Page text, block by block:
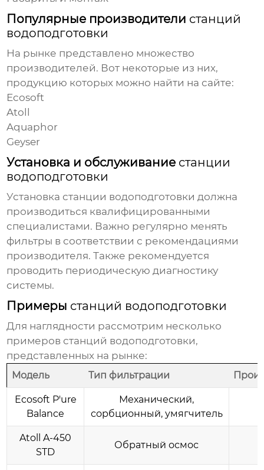
Популярные производители станций
водоподготовки
На рынке представлено множество
производителей. Вот некоторые из них,
продукцию которых можно найти на сайте:
Ecosoft
Atoll
Aquaphor
Geyser
Установка и обслуживание станции
водоподготовки
Установка станции водоподготовки должна
производиться квалифицированными
специалистами. Важно регулярно менять
фильтры в соответствии с рекомендациями
производителя. Также рекомендуется
проводить периодическую диагностику
системы.
Примеры станций водоподготовки
Для наглядности рассмотрим несколько
примеров станций водоподготовки,
представленных на рынке:
Модель Тип фильтрации
Ecosoft P'ure
Balance
Механический,
сорбционный, умягчитель
Atoll A-450
STD
Обратный осмос